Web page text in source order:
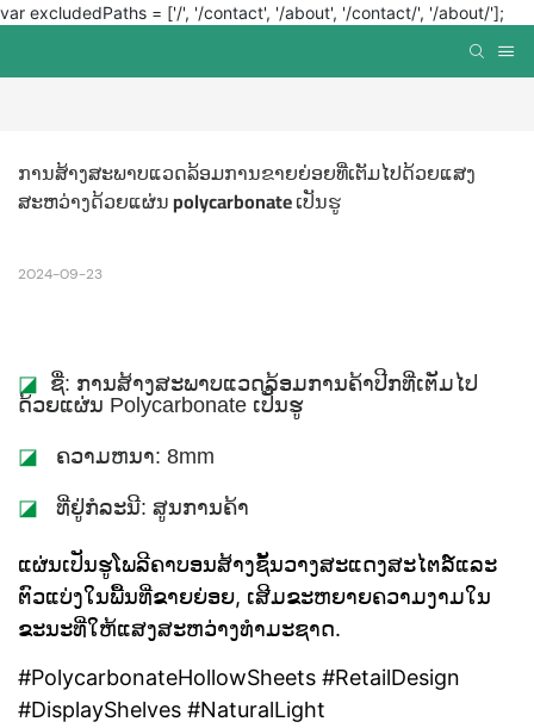
var excludedPaths = ['/', '/contact', '/about', '/contact/', '/about/'];
ການສ້າງສະພາບແວດລ້ອມການຂາຍຍ່ອຍທີ່ເຕັມໄປດ້ວຍແສງ
ສະຫວ່າງດ້ວຍແຜ່ນ polycarbonate ເປັນຮູ
2024-09-23
◪ ຊື່​: ການ​ສ້າງ​ສະ​ພາບ​ແວດ​ລ້ອມ​ການ​ຄ້າ​ປີກ​ທີ່​ເຕັມ​ໄປ​
ດ້ວຍ​ແຜ່ນ Polycarbonate ເປັນ​ຮູ​
◪ ຄວາມຫນາ: 8mm
◪ ທີ່ຢູ່ກໍລະນີ: ສູນການຄ້າ
ແຜ່ນເປັນຮູໂພລີຄາບອນສ້າງຊັ້ນວາງສະແດງສະໄຕລ໌ແລະ
ຕົວແບ່ງໃນພື້ນທີ່ຂາຍຍ່ອຍ, ເສີມຂະຫຍາຍຄວາມງາມໃນ
ຂະນະທີ່ໃຫ້ແສງສະຫວ່າງທໍາມະຊາດ.
#PolycarbonateHollowSheets #RetailDesign
#DisplayShelves #NaturalLight